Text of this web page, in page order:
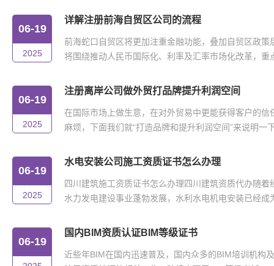
06-19
2025
详解注册前海自贸区公司的流程
前海蛇口自贸区将更加注重金融功能，叠加自贸区政策
将围绕推动人民币国际化、利率及汇率市场化改革，重
06-19
2025
注册离岸公司做外贸打品牌提升利润空间
在国际市场上做生意，在对外贸易中更能获得客户的信
麻烦，下面我们就“打造品牌和提升利润空间”来说明一
06-19
2025
水电安装公司施工资质证书怎么办理
四川建筑施工资质证书怎么办理四川建筑资质代办随着
水力发电建设事业蓬勃发展，水利水电机电安装已经成
06-19
国内BIM资质认证BIM等级证书
近些年BIM在国内迅速普及，国内众多的BIM培训机构